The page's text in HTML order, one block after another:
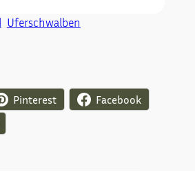
Uferschwalben
Pinterest
Facebook